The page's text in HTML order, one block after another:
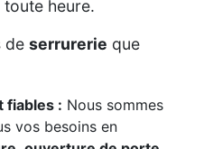
heure.
de serrurerie que
fiables : Nous sommes
vos besoins en